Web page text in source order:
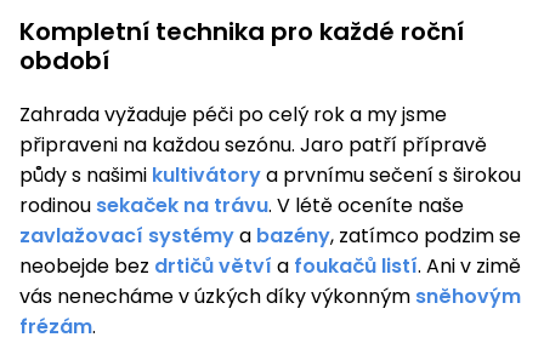
Kompletní technika pro každé roční
období
Zahrada vyžaduje péči po celý rok a my jsme
připraveni na každou sezónu. Jaro patří přípravě
půdy s našimi kultivátorya prvnímu sečení s širokou
rodinou sekaček na trávu. V létě oceníte naše
zavlažovací systémya bazény, zatímco podzim se
neobejde bez drtičů větví a foukačů listí. Ani v zimě
vás nenecháme v úzkých díky výkonným sněhovým
frézám.